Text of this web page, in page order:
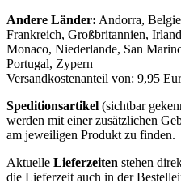
Andere Länder: Andorra,
Frankreich, Großbritannien,
Monaco, Niederlande, San
Portugal, Zypern
Versandkostenanteil von: 9,95
Speditionsartikel (sichtbar
werden mit einer zusätzlichen
am jeweiligen Produkt zu finden.
Aktuelle Lieferzeiten stehen
die Lieferzeit auch in der